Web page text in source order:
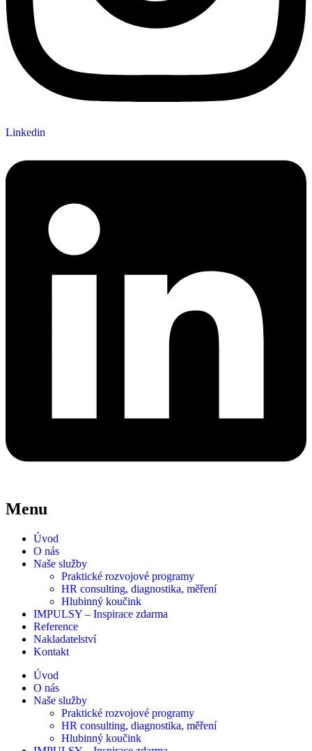
Linkedin
Menu
Úvod
O nás
Naše služby
Praktické rozvojové programy
HR consulting, diagnostika, měření
Hlubinný koučink
IMPULSY – Inspirace zdarma
Reference
Nakladatelství
Kontakt
Úvod
O nás
Naše služby
Praktické rozvojové programy
HR consulting, diagnostika, měření
Hlubinný koučink